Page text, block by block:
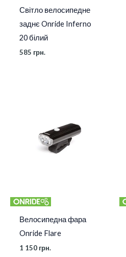
Світло велосипедне
заднє Onride Inferno
20 білий
585 грн.
Велосипедна фара
Onride Flare
1 150 грн.